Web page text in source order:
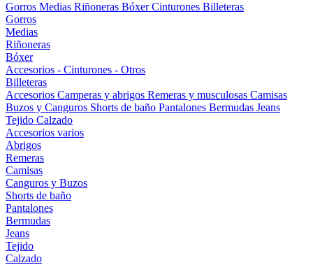
Gorros Medias Riñoneras BóxerCinturones Billeteras
Gorros
Medias
Riñoneras
Bóxer
Accesorios - Cinturones - Otros
Billeteras
Accesorios Camperas y abrigos Remeras y musculosas Camisas
Buzos y Canguros Shorts de baño Pantalones Bermudas Jeans
Tejido Calzado
Accesorios varios
Abrigos
Remeras
Camisas
Canguros y Buzos
Shorts de baño
Pantalones
Bermudas
Jeans
Tejido
Calzado